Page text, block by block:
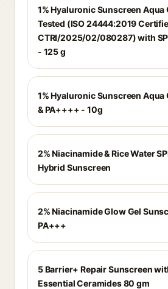
1% Hyaluronic Sunscreen Aqua
Tested (ISO 24444:2019
CTRI/2025/02/080287) with
- 125 g
1% Hyaluronic Sunscreen Aqua
& PA++++ - 10g
2% Niacinamide & Rice Water
Hybrid Sunscreen
2% Niacinamide Glow Gel
PA+++
5 Barrier+ Repair Sunscreen
Essential Ceramides 80 gm